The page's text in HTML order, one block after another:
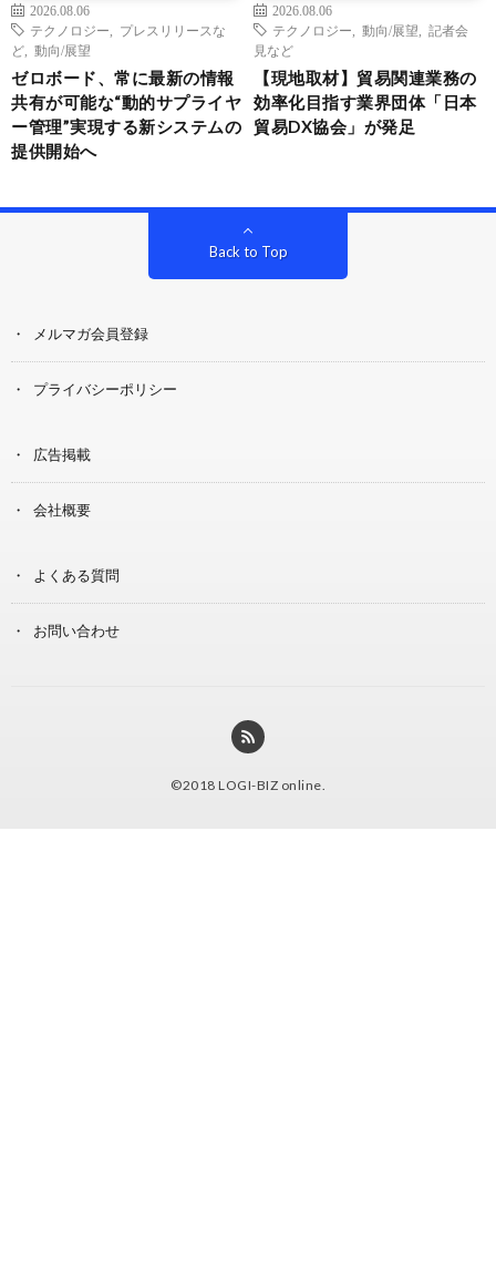
2026.08.06
テクノロジー
プレスリリースな
ど
動向/展望
ゼロボード、常に最新の情報
共有が可能な“動的サプライヤ
ー管理”実現する新システムの
提供開始へ
2026.08.06
テクノロジー
動向/展望
記者会
見など
【現地取材】貿易関連業務の
効率化目指す業界団体「日本
貿易DX協会」が発足
Back to Top
メルマガ会員登録
プライバシーポリシー
広告掲載
会社概要
よくある質問
お問い合わせ
©2018 LOGI-BIZ online